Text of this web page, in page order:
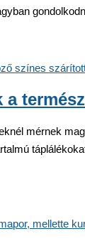
a
mérnek